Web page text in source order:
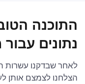
התוכנה
נתונים עבור
לאחר שבדקנו עשרות
הצלחנו לצמצם אותן